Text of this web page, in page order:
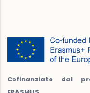
Cofinanziato dal